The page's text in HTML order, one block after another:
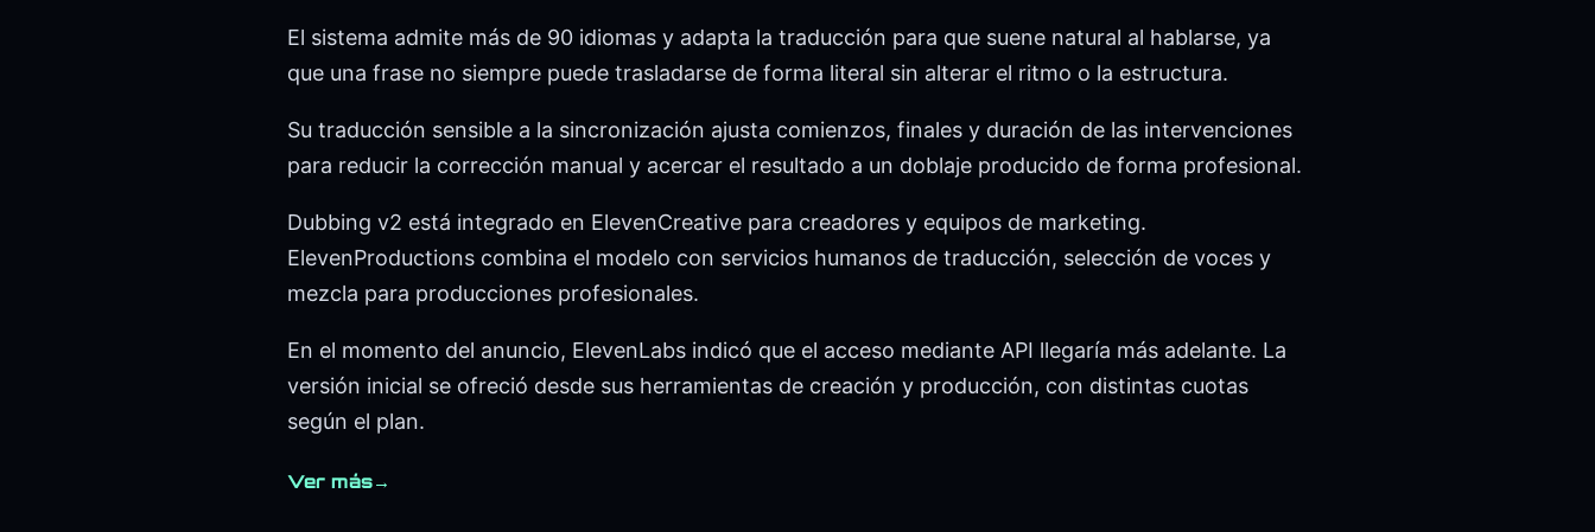
El sistema admite más de 90 idiomas y adapta la traducción para que suene natural al hablarse, ya
que una frase no siempre puede trasladarse de forma literal sin alterar el ritmo o la estructura.
Su traducción sensible a la sincronización ajusta comienzos, finales y duración de las intervenciones
para reducir la corrección manual y acercar el resultado a un doblaje producido de forma profesional.
Dubbing v2 está integrado en ElevenCreative para creadores y equipos de marketing.
ElevenProductions combina el modelo con servicios humanos de traducción, selección de voces y
mezcla para producciones profesionales.
En el momento del anuncio, ElevenLabs indicó que el acceso mediante API llegaría más adelante. La
versión inicial se ofreció desde sus herramientas de creación y producción, con distintas cuotas
según el plan.
Ver más→